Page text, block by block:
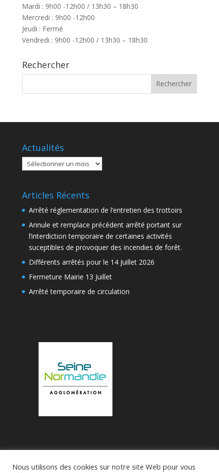
Mardi : 9h00 -12h00 / 13h30 – 18h30
Mercredi : 9h00 -12h00
Jeudi : Fermé
Vendredi : 9h00 -12h00 / 13h30 – 18h30
Rechercher
Actualités
Actualités
Articles Récents
Arrêté réglementation de l’entretien des trottoirs
Annule et remplace précédent arrêté portant sur
l’interdiction temporaire de certaines activités
suceptibles de provoquer des incendies de forêt.
Différents arrêtés pour le 14 Juillet 2026
Fermeture Mairie 13 Juillet
Arrêté temporaire de circulation
Nous utilisons des cookies sur notre site Web pour vous